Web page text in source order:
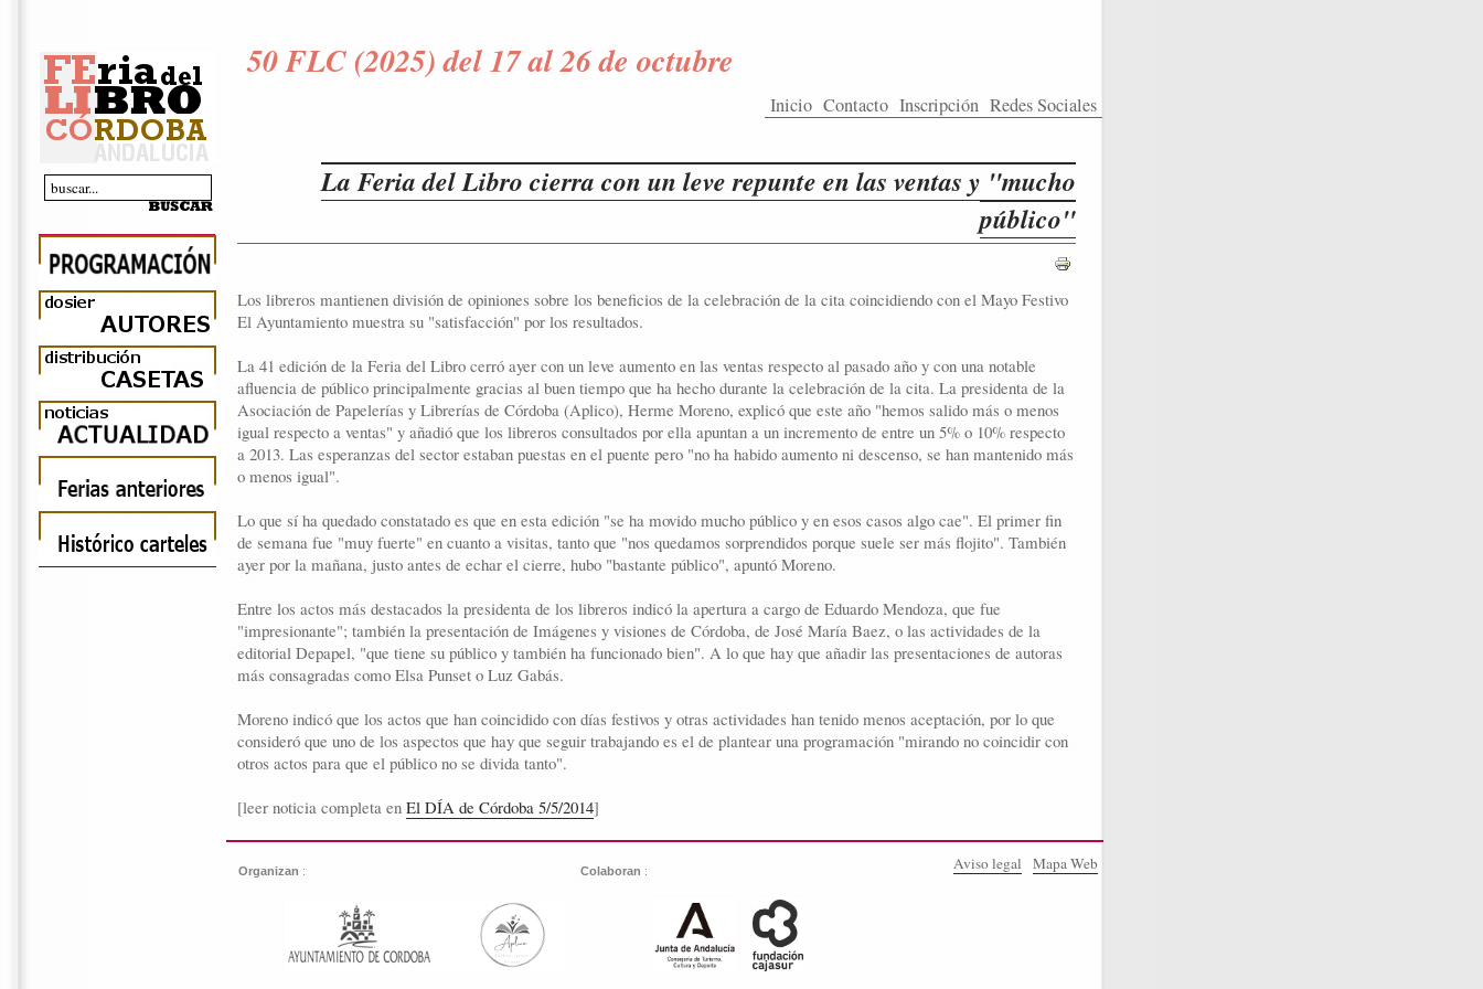
50 FLC (2025) del 17 al 26 de octubre
Inicio Contacto Inscripción Redes Sociales
La Feria del Libro cierra con un leve repunte en las ventas y "mucho
público"
Los libreros mantienen división de opiniones sobre los beneficios de la celebración de la cita coincidiendo con el Mayo Festivo
El Ayuntamiento muestra su "satisfacción" por los resultados.
La 41 edición de la Feria del Libro cerró ayer con un leve aumento en las ventas respecto al pasado año y con una notable
afluencia de público principalmente gracias al buen tiempo que ha hecho durante la celebración de la cita. La presidenta de la
Asociación de Papelerías y Librerías de Córdoba (Aplico), Herme Moreno, explicó que este año "hemos salido más o menos
igual respecto a ventas" y añadió que los libreros consultados por ella apuntan a un incremento de entre un 5% o 10% respecto
a 2013. Las esperanzas del sector estaban puestas en el puente pero "no ha habido aumento ni descenso, se han mantenido más
o menos igual".
Lo que sí ha quedado constatado es que en esta edición "se ha movido mucho público y en esos casos algo cae". El primer fin
de semana fue "muy fuerte" en cuanto a visitas, tanto que "nos quedamos sorprendidos porque suele ser más flojito". También
ayer por la mañana, justo antes de echar el cierre, hubo "bastante público", apuntó Moreno.
Entre los actos más destacados la presidenta de los libreros indicó la apertura a cargo de Eduardo Mendoza, que fue
"impresionante"; también la presentación de Imágenes y visiones de Córdoba, de José María Baez, o las actividades de la
editorial Depapel, "que tiene su público y también ha funcionado bien". A lo que hay que añadir las presentaciones de autoras
más consagradas como Elsa Punset o Luz Gabás.
Moreno indicó que los actos que han coincidido con días festivos y otras actividades han tenido menos aceptación, por lo que
consideró que uno de los aspectos que hay que seguir trabajando es el de plantear una programación "mirando no coincidir con
otros actos para que el público no se divida tanto".
[leer noticia completa en El DÍA de Córdoba 5/5/2014]
Organizan : Colaboran : Mapa Web
Aviso legal